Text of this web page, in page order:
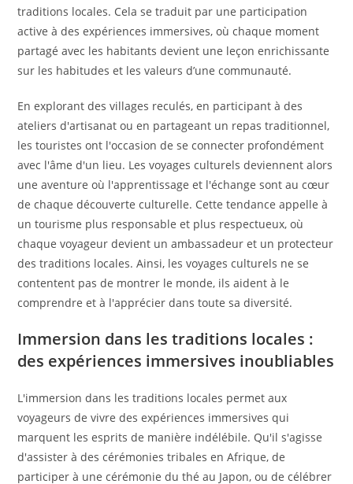
traditions locales. Cela se traduit par une participation
active à des expériences immersives, où chaque moment
partagé avec les habitants devient une leçon enrichissante
sur les habitudes et les valeurs d’une communauté.
En explorant des villages reculés, en participant à des
ateliers d'artisanat ou en partageant un repas traditionnel,
les touristes ont l'occasion de se connecter profondément
avec l'âme d'un lieu. Les voyages culturels deviennent alors
une aventure où l'apprentissage et l'échange sont au cœur
de chaque découverte culturelle. Cette tendance appelle à
un tourisme plus responsable et plus respectueux, où
chaque voyageur devient un ambassadeur et un protecteur
des traditions locales. Ainsi, les voyages culturels ne se
contentent pas de montrer le monde, ils aident à le
comprendre et à l'apprécier dans toute sa diversité.
Immersion dans les traditions locales :
des expériences immersives inoubliables
L'immersion dans les traditions locales permet aux
voyageurs de vivre des expériences immersives qui
marquent les esprits de manière indélébile. Qu'il s'agisse
d'assister à des cérémonies tribales en Afrique, de
participer à une cérémonie du thé au Japon, ou de célébrer